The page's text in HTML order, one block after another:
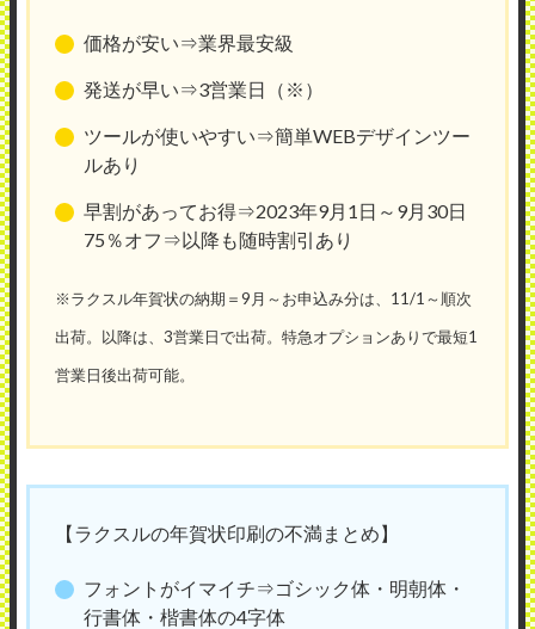
価格が安い⇒業界最安級
発送が早い⇒3営業日（※）
ツールが使いやすい⇒簡単WEBデザインツー
ルあり
早割があってお得⇒2023年9月1日～9月30日
75％オフ⇒以降も随時割引あり
※ラクスル年賀状の納期＝9月～お申込み分は、11/1～順次
出荷。以降は、3営業日で出荷。特急オプションありで最短1
営業日後出荷可能。
【ラクスルの年賀状印刷の不満まとめ】
フォントがイマイチ⇒ゴシック体・明朝体・
行書体・楷書体の4字体